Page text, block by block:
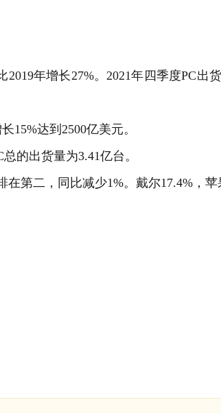
年增长27%。2021年四季度PC出
达到2500亿美元。
的出货量为3.41亿台。
二，同比减少1%。戴尔17.4%，苹